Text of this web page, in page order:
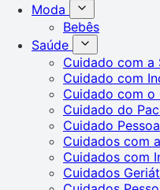
Moda
Bebês
Saúde
Cuidado com a
Cuidado com
Cuidado com o
Cuidado do
Cuidado
Cuidados com
Cuidados com
Cuidados